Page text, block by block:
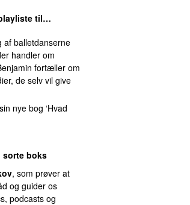
til…
af balletdanserne
handler om
fortæller om
de selv vil give
nye bog ‘Hvad
sorte boks
, som prøver at
og guider os
podcasts og